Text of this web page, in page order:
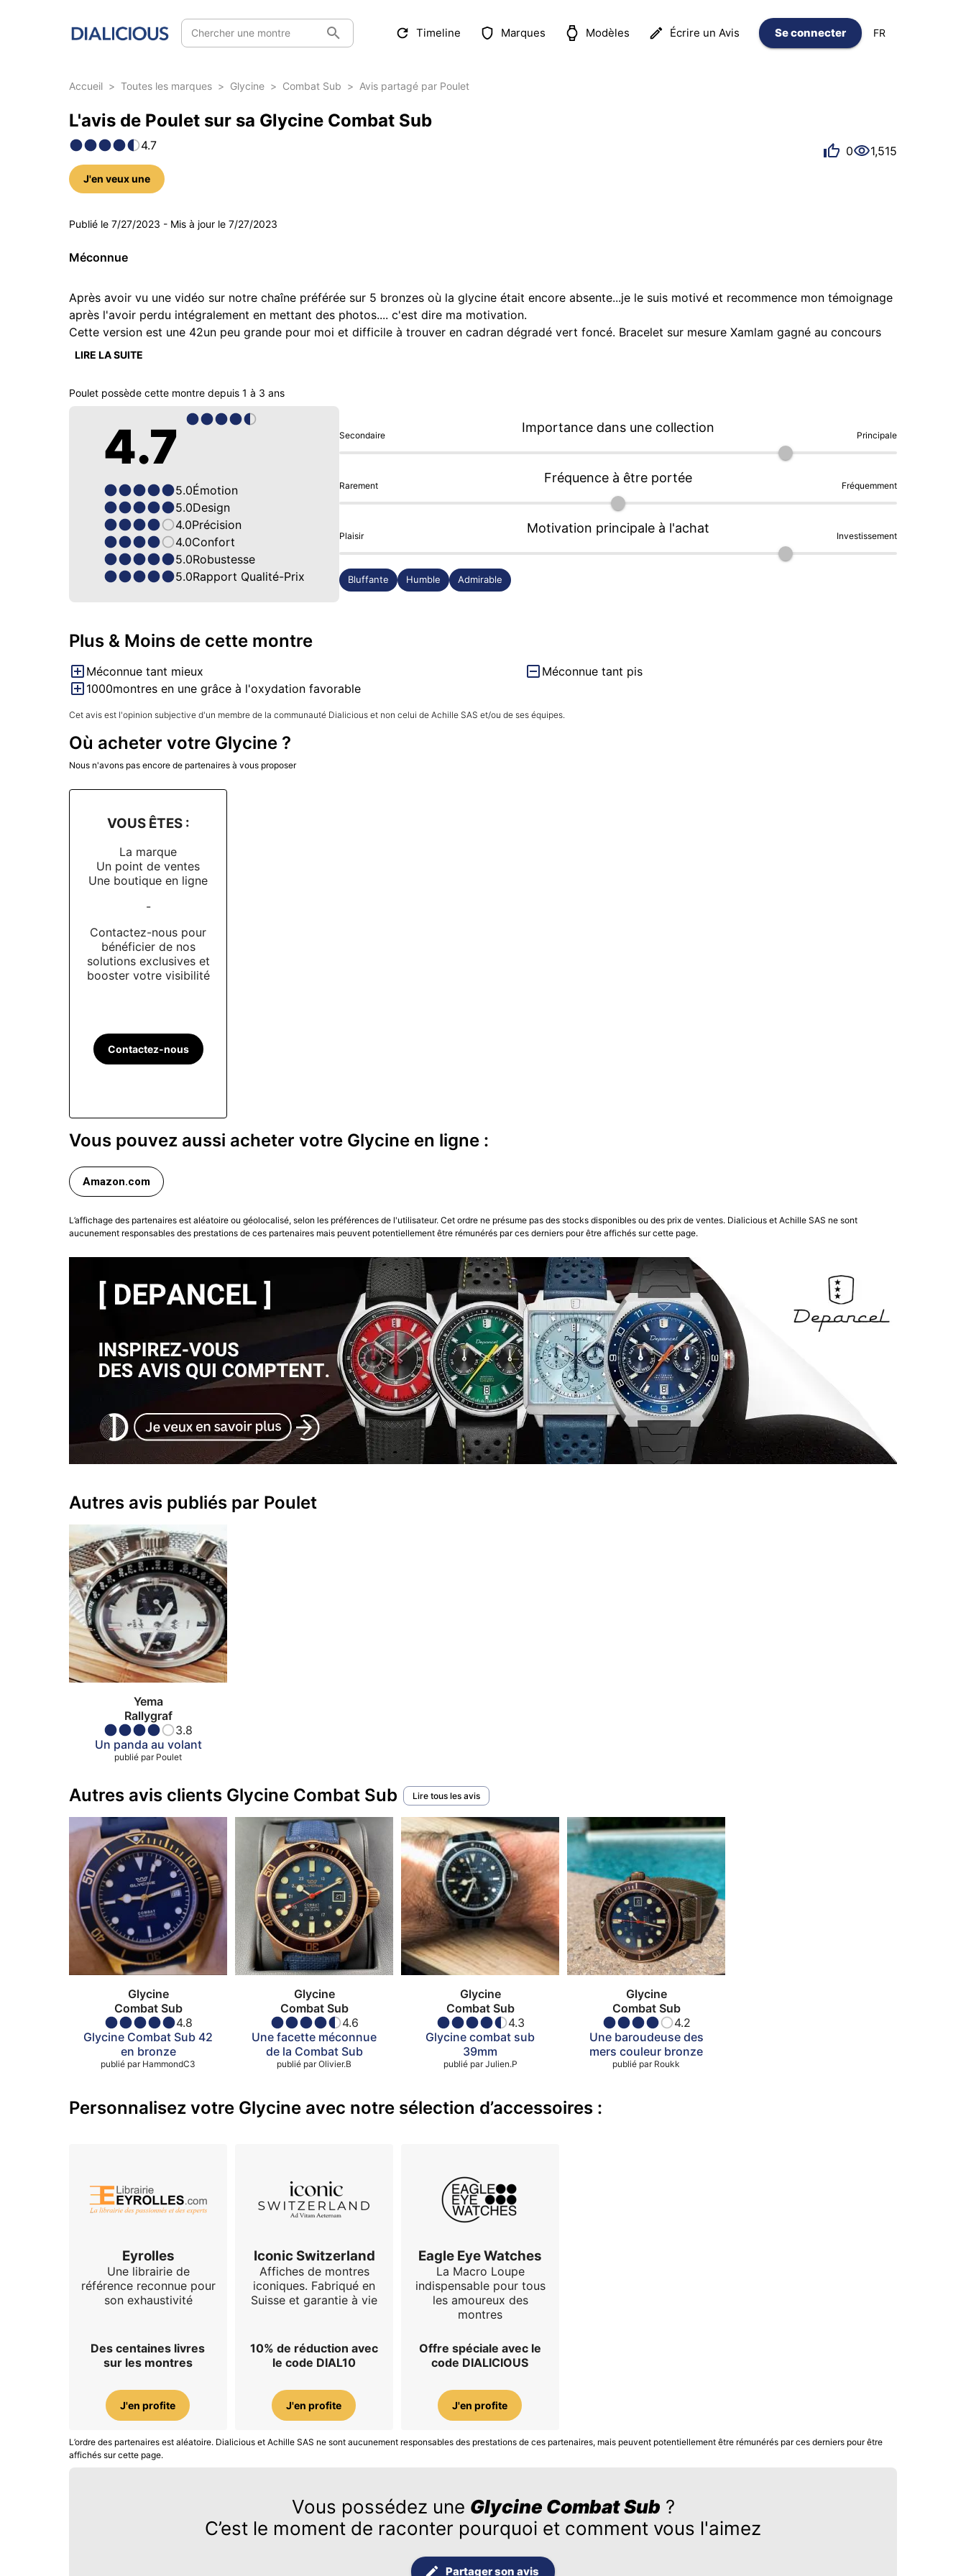
Chercher une montre Timeline Marques Modèles Écrire un Avis Se connecter FR
Accueil > Toutes les marques > Glycine > Combat Sub > Avis partagé par Poulet
L'avis de Poulet sur sa Glycine Combat Sub
4.7
J'en veux une
0 1,515
Publié le 7/27/2023 - Mis à jour le 7/27/2023
Méconnue
Après avoir vu une vidéo sur notre chaîne préférée sur 5 bronzes où la glycine était encore absente...je le suis motivé et recommence mon témoignage
après l'avoir perdu intégralement en mettant des photos.... c'est dire ma motivation.
Cette version est une 42un peu grande pour moi et difficile à trouver en cadran dégradé vert foncé. Bracelet sur mesure Xamlam gagné au concours
de la chaîne
LIRE LA SUITE
Poulet possède cette montre depuis 1 à 3 ans
4.7
5.0Émotion
5.0Design
4.0Précision
4.0Confort
5.0Robustesse
5.0Rapport Qualité-Prix
Secondaire
Importance dans une collection
Principale
Rarement
Fréquence à être portée
Fréquemment
Plaisir
Motivation principale à l'achat
Investissement
Bluffante Humble Admirable
Plus & Moins de cette montre
Méconnue tant mieux
1000montres en une grâce à l'oxydation favorable
Méconnue tant pis
Cet avis est l'opinion subjective d'un membre de la communauté Dialicious et non celui de Achille SAS et/ou de ses équipes.
Où acheter votre Glycine ?
Nous n'avons pas encore de partenaires à vous proposer
VOUS ÊTES :
La marque
Un point de ventes
Une boutique en ligne
-
Contactez-nous pour
bénéficier de nos
solutions exclusives et
booster votre visibilité
Contactez-nous
Vous pouvez aussi acheter votre Glycine en ligne :
Amazon.com
L’affichage des partenaires est aléatoire ou géolocalisé, selon les préférences de l'utilisateur. Cet ordre ne présume pas des stocks disponibles ou des prix de ventes. Dialicious et Achille SAS ne sont
aucunement responsables des prestations de ces partenaires mais peuvent potentiellement être rémunérés par ces derniers pour être affichés sur cette page.
Autres avis publiés par Poulet
Yema
Rallygraf
3.8
Un panda au volant
publié par Poulet
Autres avis clients Glycine Combat Sub Lire tous les avis
Glycine
Combat Sub
4.8
Glycine Combat Sub 42
en bronze
publié par HammondC3
Glycine
Combat Sub
4.6
Une facette méconnue
de la Combat Sub
publié par Olivier.B
Glycine
Combat Sub
4.3
Glycine combat sub
39mm
publié par Julien.P
Glycine
Combat Sub
4.2
Une baroudeuse des
mers couleur bronze
publié par Roukk
Personnalisez votre Glycine avec notre sélection d’accessoires :
Eyrolles
Une librairie de
référence reconnue pour
son exhaustivité
Des centaines livres
sur les montres
J'en profite
Iconic Switzerland
Affiches de montres
iconiques. Fabriqué en
Suisse et garantie à vie
10% de réduction avec
le code DIAL10
J'en profite
Eagle Eye Watches
La Macro Loupe
indispensable pour tous
les amoureux des
montres
Offre spéciale avec le
code DIALICIOUS
J'en profite
L’ordre des partenaires est aléatoire. Dialicious et Achille SAS ne sont aucunement responsables des prestations de ces partenaires, mais peuvent potentiellement être rémunérés par ces derniers pour être
affichés sur cette page.
Vous possédez une Glycine Combat Sub ?
C’est le moment de raconter pourquoi et comment vous l'aimez
Partager son avis